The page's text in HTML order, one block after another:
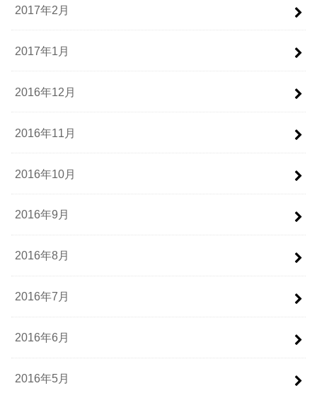
2017年2月
2017年1月
2016年12月
2016年11月
2016年10月
2016年9月
2016年8月
2016年7月
2016年6月
2016年5月